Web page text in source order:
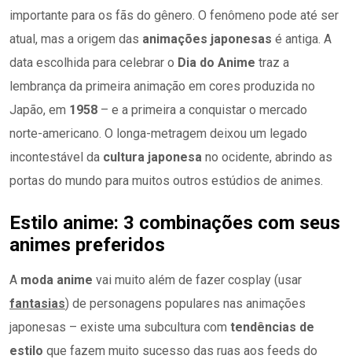
importante para os fãs do gênero. O fenômeno pode até ser
atual, mas a origem das animações japonesas é antiga. A
data escolhida para celebrar o Dia do Anime traz a
lembrança da primeira animação em cores produzida no
Japão, em 1958 – e a primeira a conquistar o mercado
norte-americano. O longa-metragem deixou um legado
incontestável da cultura japonesa no ocidente, abrindo as
portas do mundo para muitos outros estúdios de animes.
Estilo anime: 3 combinações com seus
animes preferidos
A moda anime vai muito além de fazer cosplay (usar
fantasias) de personagens populares nas animações
japonesas – existe uma subcultura com tendências de
estilo que fazem muito sucesso das ruas aos feeds do